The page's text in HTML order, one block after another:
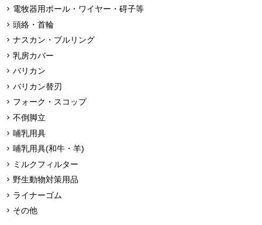
電牧器用ポール・ワイヤー・碍子等
頭絡・首輪
ナスカン・ブルリング
乳房カバー
バリカン
バリカン替刃
フォーク・スコップ
不倒脚立
哺乳用具
哺乳用具(和牛・羊)
ミルクフィルター
野生動物対策用品
ライナーゴム
その他